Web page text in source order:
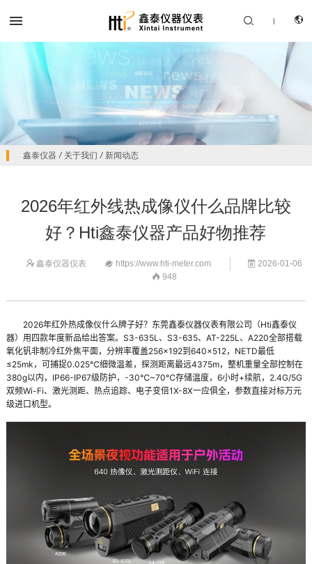
产品中心
服务支持
关于我们
联系我们
 | 
鑫泰仪器 / 关于我们 / 新闻动态
2026年红外线热成像仪什么品牌比较
好？Hti鑫泰仪器产品好物推荐
 鑫泰仪器仪表  https://www.hti-meter.com  2026-01-06
 948
2026年红外热成像仪什么牌子好？东莞鑫泰仪器仪表有限公司（Hti鑫泰仪
器）用四款年度新品给出答案。S3-635L、S3-635、AT-225L、A220全部搭载
氧化钒非制冷红外焦平面，分辨率覆盖256×192到640×512，NETD最低
≤25mk，可捕捉0.025℃细微温差，探测距离最远4375m，整机重量全部控制在
380g以内，IP66-IP67级防护，-30℃~70℃存储温度，6小时+续航，2.4G/5G
双频Wi-Fi、激光测距、热点追踪、电子变倍1X-8X一应俱全，参数直接对标万元
级进口机型。